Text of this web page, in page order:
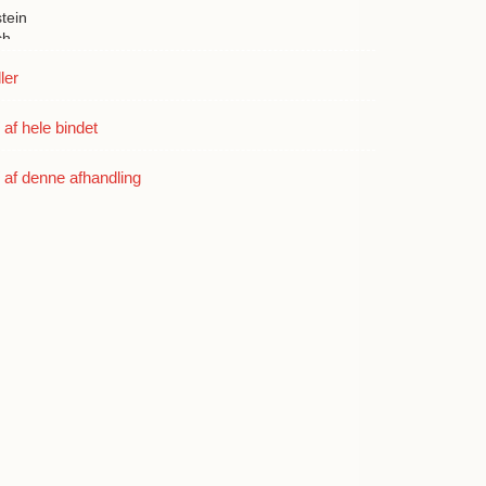
Temler
hele bindet
denne afhandling